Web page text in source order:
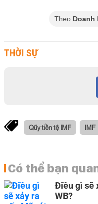
Theo Doanh
THỜI SỰ
Qũy tiền tệ IMF IMF
Có thể bạn
Điều gì sẽ
WB?